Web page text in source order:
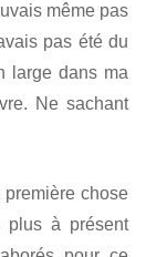
même pas
pas été du
large dans ma
Ne sachant
chose
à présent